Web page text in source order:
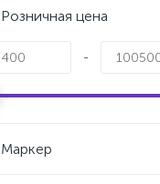
Розничная цена
-
Маркер